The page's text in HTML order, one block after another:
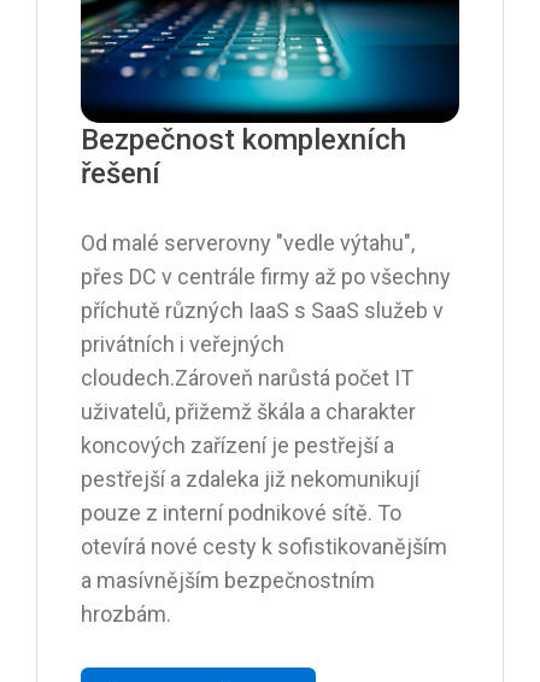
Bezpečnost komplexních
řešení
Od malé serverovny "vedle výtahu",
přes DC v centrále firmy až po všechny
příchutě různých IaaS s SaaS služeb v
privátních i veřejných
cloudech.Zároveň narůstá počet IT
uživatelů, přižemž škála a charakter
koncových zařízení je pestřejší a
pestřejší a zdaleka již nekomunikují
pouze z interní podnikové sítě. To
otevírá nové cesty k sofistikovanějším
a masívnějším bezpečnostním
hrozbám.